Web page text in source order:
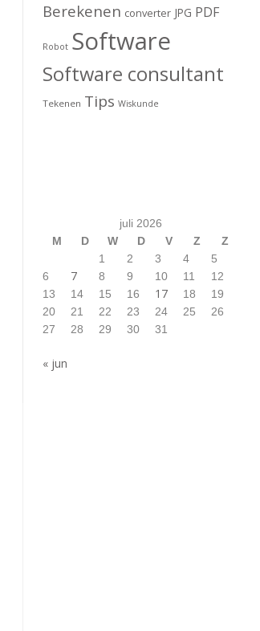
Berekenen converter JPG PDF
Robot Software
Software consultant
Tekenen Tips Wiskunde
juli 2026
M
D W D V Z
Z
1
2 3 4
5
6
7 8 9 10 11
12
13
14 15 16 17 18
19
20
21 22 23 24 25
26
27
28 29 30 31
« jun